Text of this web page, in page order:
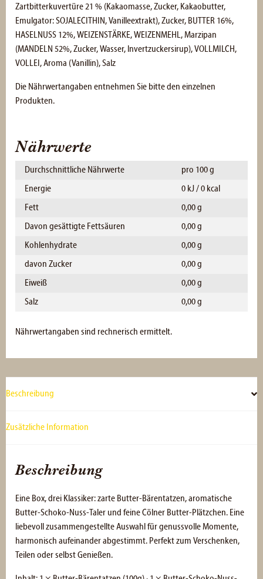
Zartbitterkuvertüre 21 % (Kakaomasse, Zucker, Kakaobutter,
Emulgator: SOJALECITHIN, Vanilleextrakt), Zucker, BUTTER 16%,
HASELNUSS 12%, WEIZENSTÄRKE, WEIZENMEHL, Marzipan
(MANDELN 52%, Zucker, Wasser, lnvertzuckersirup), VOLLMILCH,
VOLLEI, Aroma (Vanillin), Salz
Die Nährwertangaben entnehmen Sie bitte den einzelnen
Produkten.
Nährwerte
Durchschnittliche Nährwerte
pro 100 g
Energie
0 kJ / 0 kcal
Fett
0,00 g
Davon gesättigte Fettsäuren
0,00 g
Kohlenhydrate
0,00 g
davon Zucker
0,00 g
Eiweiß
0,00 g
Salz
0,00 g
Nährwertangaben sind rechnerisch ermittelt.
Beschreibung
Zusätzliche Information
Beschreibung
Eine Box, drei Klassiker: zarte Butter-Bärentatzen, aromatische
Butter-Schoko-Nuss-Taler und feine Cölner Butter-Plätzchen. Eine
liebevoll zusammengestellte Auswahl für genussvolle Momente,
harmonisch aufeinander abgestimmt. Perfekt zum Verschenken,
Teilen oder selbst Genießen.